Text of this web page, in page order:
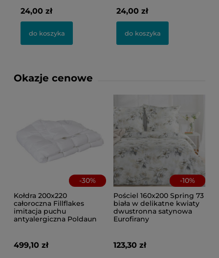
24,00 zł
do koszyka
24,00 zł
do koszyka
Okazje cenowe
-30%
Kołdra 200x220
całoroczna Fillflakes
imitacja puchu
antyalergiczna Poldaun
499,10 zł
-10%
Pościel 160x200 Spring 73
biała w delikatne kwiaty
dwustronna satynowa
Eurofirany
123,30 zł